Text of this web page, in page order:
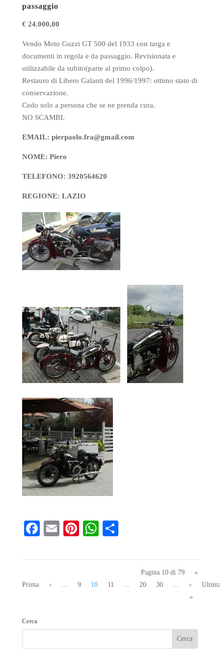
passaggio
€ 24.000,00
Vendo Moto Guzzi GT 500 del 1933 con targa e
documenti in regola e da passaggio. Revisionata e
utilizzabile da subito(parte al primo colpo).
Restauro di Libero Galanti del 1996/1997: ottimo stato di
conservazione.
Cedo solo a persona che se ne prenda cura.
NO SCAMBI.
EMAIL: pierpaolo.fra@gmail.com
NOME: Piero
TELEFONO: 3920564620
REGIONE: LAZIO
Fa
bo
E
ail
Pi
er
t
W
ts
pp
re
Pagina 10 di 79
«
Prima
« ... 9 10 11 ... 20 30 ... »
»
Cerca